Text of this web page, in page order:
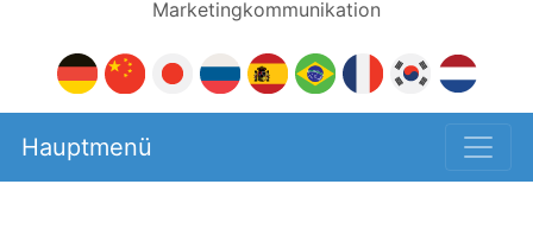
Marketingkommunikation
Hauptmenü